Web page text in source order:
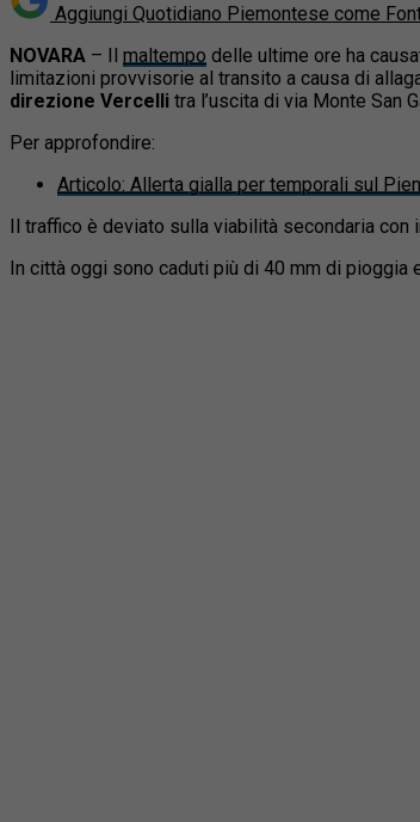
Aggiungi Quotidiano Piemontese come
NOVARA – Il maltempo delle ultime ore ha
limitazioni provvisorie al transito a causa di
direzione Vercelli tra l’uscita di via Monte San
Per approfondire:
Articolo: Allerta gialla per temporali sul
Il traffico è deviato sulla viabilità secondaria con
In città oggi sono caduti più di 40 mm di pioggia